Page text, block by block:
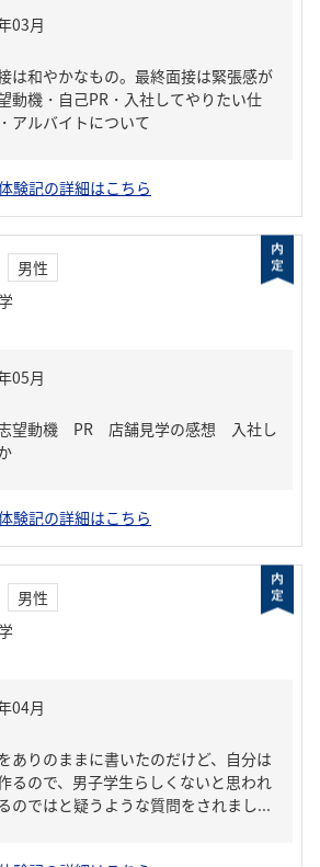
は和やかなもの。最終面接は緊張感が
動機・自己PR・入社してやりたい仕
アルバイトについて
験記の詳細はこちら
男性
望動機 PR 店舗見学の感想 入社し
験記の詳細はこちら
男性
ありのままに書いたのだけど、自分は
るので、男子学生らしくないと思われ
のではと疑うような質問をされまし...